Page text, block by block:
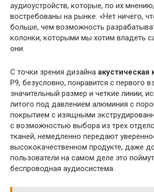
аудиоустройств, которые, по их
востребованы на рынке. «Нет ничего,
больше, чем возможность
колонки, которыми мы хотим владеть
они.
С точки зрения дизайна акустическая
P9, безусловно, понравится с первого
значительный размер и четкие линии,
литого под давлением алюминия с
покрытием с изящными
с возможностью выбора из трех
тканей, немедленно передают
высококачественном продукте, даже
пользователи на самом деле это
беспроводная аудиосистема.